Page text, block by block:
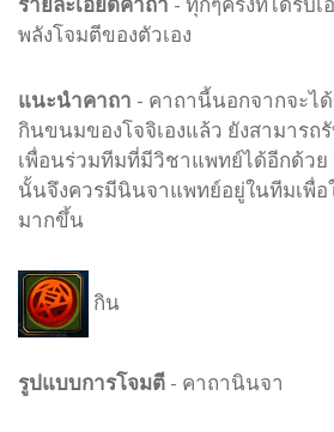
พลังโจมตีของตัวเอง
แนะนำคาถา - คาถานี้นอกจากจะไ
กินขนมของโจจิเองแล้ว ยังสามารถ
เพื่อนร่วมทีมที่มีวิชาแพทย์ได้อีกด้วย
นั้นจึงควรมีนินจาแพทย์อยู่ในทีมเพื่อ
มากขึ้น
กิน
รูปแบบการโจมตี - คาถานินจา